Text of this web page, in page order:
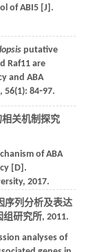
of ABI5 [J].
putative
Raf11 are
and ABA
, 56(1): 84⁃97.
关机制探究
of ABA
[D].
2017.
序列分析及表达
组研究所, 2011.
analyses of